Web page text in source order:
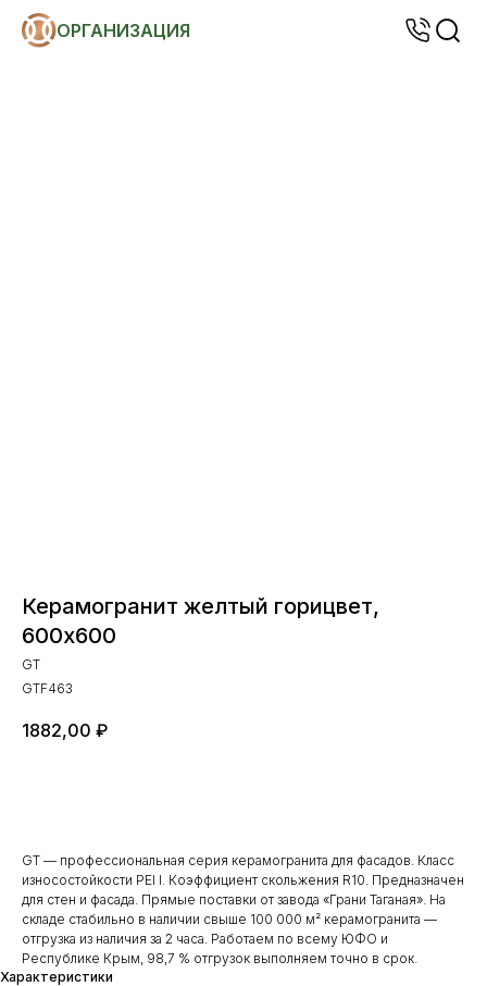
ОРГАНИЗАЦИЯ
Керамогранит желтый горицвет,
600х600
GT
GTF463
1882,00 ₽
GT — профессиональная серия керамогранита для фасадов. Класс
износостойкости PEI I. Коэффициент скольжения R10. Предназначен
для стен и фасада. Прямые поставки от завода «Грани Таганая». На
складе стабильно в наличии свыше 100 000 м² керамогранита —
отгрузка из наличия за 2 часа. Работаем по всему ЮФО и
Республике Крым, 98,7 % отгрузок выполняем точно в срок.
Характеристики